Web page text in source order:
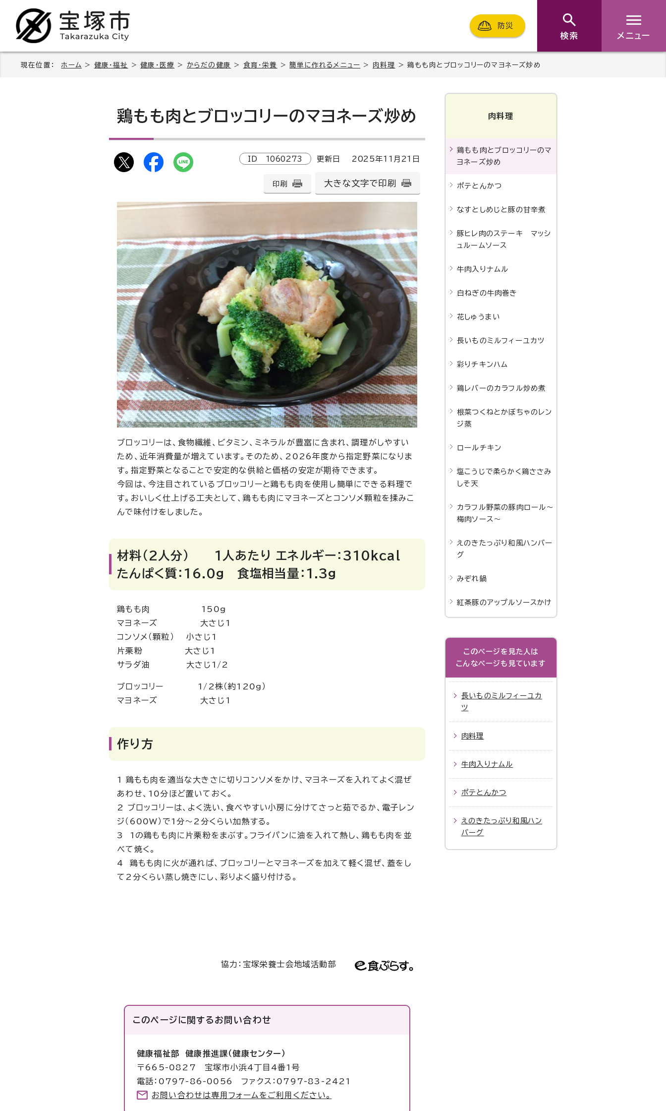
防災
検索 メニュー
現在位置： ホーム > 健康・福祉 >健康・医療 > からだの健康 > 食育・栄養 >簡単に作れるメニュー > 肉料理 > 鶏もも肉とブロッコリーのマヨネーズ炒め
鶏もも肉とブロッコリーのマヨネーズ炒め
ID 1060273 更新日 2025年11 月 21 日
印刷 大きな文字で印刷
ブロッコリーは、食物繊維、ビタミン、ミネラルが豊富に含まれ、調理がしやすい
ため、近年消費量が増えています。そのため、2026年度から指定野菜になりま
す。指定野菜となることで安定的な供給と価格の安定が期待できます。
今回は、今注目されているブロッコリーと鶏もも肉を使用し簡単にできる料理で
す。おいしく仕上げる工夫として、鶏もも肉にマヨネーズとコンソメ顆粒を揉みこ
んで味付けをしました。
材料（2人分） 1人あたり エネルギー：310kcal
たんぱく質：16.0g 食塩相当量：1.3g
鶏もも肉 150g
マヨネーズ 大さじ1
コンソメ（顆粒） 小さじ1
片栗粉 大さじ1
サラダ油 大さじ1/2
ブロッコリー 1/2株（約120g）
マヨネーズ 大さじ1
作り方
1 鶏もも肉を適当な大きさに切りコンソメをかけ、マヨネーズを入れてよく混ぜ
あわせ、10分ほど置いておく。
2 ブロッコリーは、よく洗い、食べやすい小房に分けてさっと茹でるか、電子レン
ジ（600W）で1分～2分くらい加熱する。
3 1の鶏もも肉に片栗粉をまぶす。フライパンに油を入れて熱し、鶏もも肉を並
べて焼く。
4 鶏もも肉に火が通れば、ブロッコリーとマヨネーズを加えて軽く混ぜ、蓋をし
て2分くらい蒸し焼きにし、彩りよく盛り付ける。
協力：宝塚栄養士会地域活動部
このページに関する お問い合わせ
健康福祉部 健康推進課（健康センター）
〒665-0827 宝塚市小浜4丁目4番1号
電話：0797-86-0056 ファクス：0797-83-2421
お問い合わせは専用フォームをご利用ください。
肉料理
鶏もも肉とブロッコリーのマ
ヨネーズ炒め
ポテとんかつ
なすとしめじと豚の甘辛煮
豚ヒレ肉のステーキ マッシ
ュルームソース
牛肉入りナムル
白ねぎの牛肉巻き
花しゅうまい
長いものミルフィーユカツ
彩りチキンハム
鶏レバーのカラフル炒め煮
根菜つくねとかぼちゃのレン
ジ蒸
ロールチキン
塩こうじで柔らかく鶏ささみ
しそ天
カラフル野菜の豚肉ロール～
梅肉ソース～
えのきたっぷり和風ハンバー
グ
みぞれ鍋
紅茶豚のアップルソースかけ
このページを見た人は
こんなページも見ています
長いものミルフィーユカ
ツ
肉料理
牛肉入りナムル
ポテとんかつ
えのきたっぷり和風ハン
バーグ